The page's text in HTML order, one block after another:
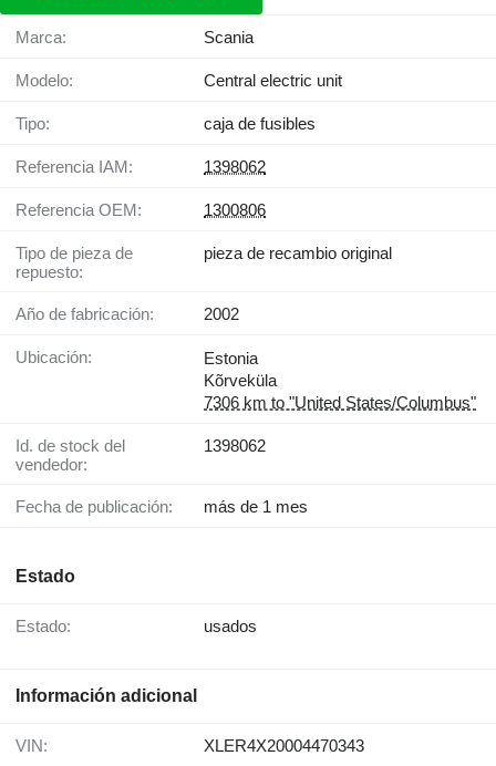
Marca: Scania
Modelo: Central electric unit
Tipo: caja de fusibles
Referencia IAM: 1398062
Referencia OEM: 1300806
Tipo de pieza de
repuesto:
pieza de recambio original
Año de fabricación: 2002
Ubicación:
Estonia
Kõrveküla
7306 km to "United States/Columbus"
Id. de stock del
vendedor:
1398062
Fecha de publicación: más de 1 mes
Estado
Estado: usados
Información adicional
VIN: XLER4X20004470343